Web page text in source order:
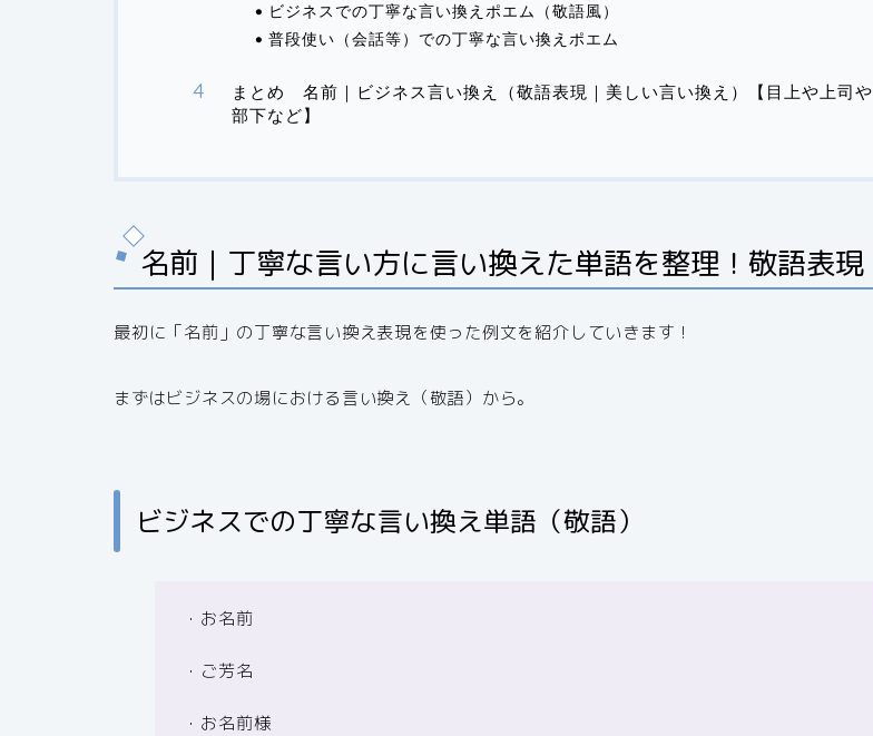
ビジネスでの丁寧な言い換えポエム（敬語風）
普段使い（会話等）での丁寧な言い換えポエム
まとめ 名前｜ビジネス言い換え（敬語表現｜美しい言い換え）【目上や上司や
部下など】
名前｜丁寧な言い方に言い換えた単語を整理！敬語表現
最初に「名前」の丁寧な言い換え表現を使った例文を紹介していきます！
まずはビジネスの場における言い換え（敬語）から。
ビジネスでの丁寧な言い換え単語（敬語）
・お名前
・ご芳名
・お名前様